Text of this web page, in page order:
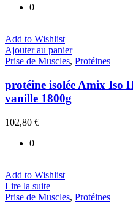
0
Add to Wishlist
Ajouter au panier
Prise de Muscles, Protéines
protéine isolée Amix Iso
vanille 1800g
102,80 €
0
Add to Wishlist
Lire la suite
Prise de Muscles, Protéines